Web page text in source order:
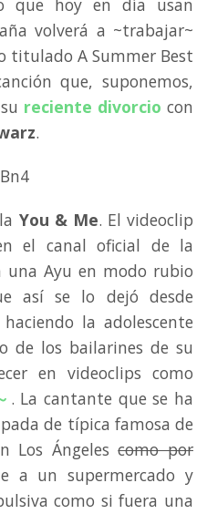
que hoy en día usan
volverá a ~trabajar~
titulado A Summer Best
que, suponemos,
reciente divorcio con
.
You & Me. El videoclip
el canal oficial de la
una Ayu en modo rubio
así se lo dejó desde
la adolescente
de los bailarines de su
en videoclips como
. La cantante que se ha
de típica famosa de
Los Ángelescomo por
a un supermercado y
como si fuera una